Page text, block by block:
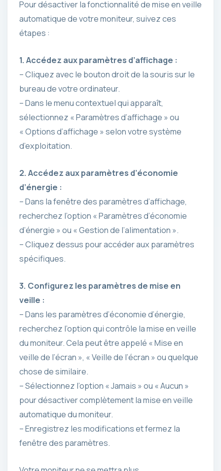
Pour désactiver la fonctionnalité de mise en veille
automatique de votre moniteur, suivez ces
étapes :
1. Accédez aux paramètres d’affichage :
– Cliquez avec le bouton droit de la souris sur le
bureau de votre ordinateur.
– Dans le menu contextuel qui apparaît,
sélectionnez « Paramètres d’affichage » ou
« Options d’affichage » selon votre système
d’exploitation.
2. Accédez aux paramètres d’économie
d’énergie :
– Dans la fenêtre des paramètres d’affichage,
recherchez l’option « Paramètres d’économie
d’énergie » ou « Gestion de l’alimentation ».
– Cliquez dessus pour accéder aux paramètres
spécifiques.
3. Configurez les paramètres de mise en
veille :
– Dans les paramètres d’économie d’énergie,
recherchez l’option qui contrôle la mise en veille
du moniteur. Cela peut être appelé « Mise en
veille de l’écran », « Veille de l’écran » ou quelque
chose de similaire.
– Sélectionnez l’option « Jamais » ou « Aucun »
pour désactiver complètement la mise en veille
automatique du moniteur.
– Enregistrez les modifications et fermez la
fenêtre des paramètres.